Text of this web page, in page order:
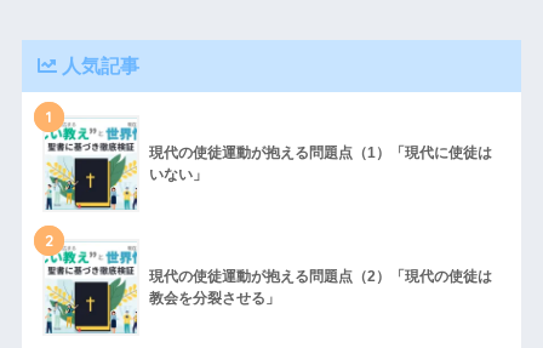
人気記事
1
現代の使徒運動が抱える問題点（1）「現代に使徒は
いない」
2
現代の使徒運動が抱える問題点（2）「現代の使徒は
教会を分裂させる」